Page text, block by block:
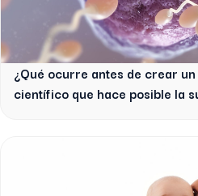
¿Qué ocurre antes de crear
científico que hace posible la